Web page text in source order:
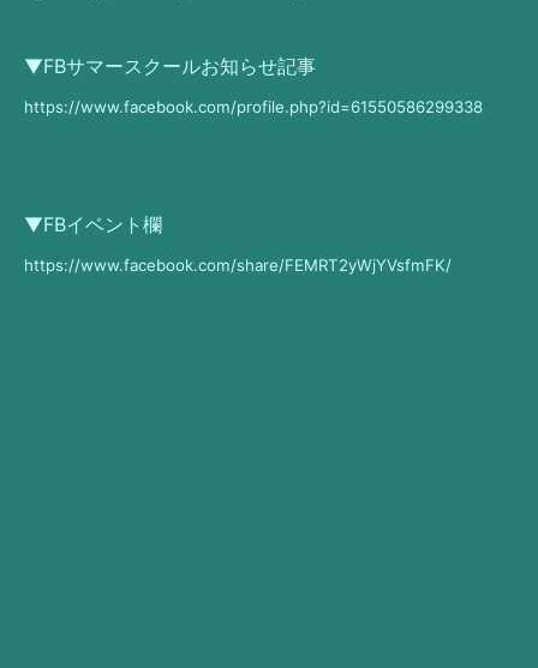
▼FBサマースクールお知らせ記事
https://www.facebook.com/profile.php?id=61550586299338
▼FBイベント欄
https://www.facebook.com/share/FEMRT2yWjYVsfmFK/